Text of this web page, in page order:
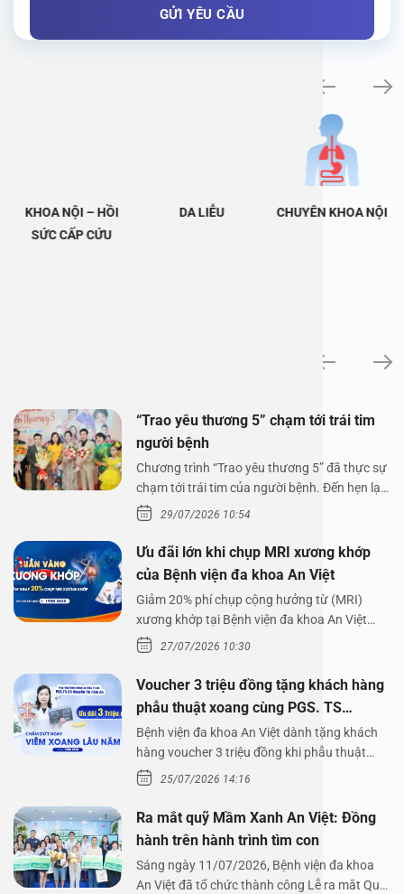
KHOA NỘI – HỒI
SỨC CẤP CỨU
DA LIỄU CHUYÊN KHOA NỘI
“Trao yêu thương 5” chạm tới trái tim
người bệnh
Chương trình “Trao yêu thương 5” đã thực sự
chạm tới trái tim của người bệnh. Đến hẹn lại
lên,…29/07/2026 10:54
Ưu đãi lớn khi chụp MRI xương khớp
của Bệnh viện đa khoa An Việt
Giảm 20% phí chụp cộng hưởng từ (MRI)
xương khớp tại Bệnh viện đa khoa An Việt
Bệnh viện đa…
27/07/2026 10:30
Voucher 3 triệu đồng tặng khách hàng
phẫu thuật xoang cùng PGS. TS
Nguyễn Thị Hoài An
Bệnh viện đa khoa An Việt dành tặng khách
hàng voucher 3 triệu đồng khi phẫu thuật
xoang cùng PGS.…
25/07/2026 14:16
Ra mắt quỹ Mầm Xanh An Việt: Đồng
hành trên hành trình tìm con
Sáng ngày 11/07/2026, Bệnh viện đa khoa
An Việt đã tổ chức thành công Lễ ra mắt Quỹ